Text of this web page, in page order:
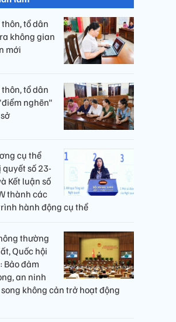
tổ dân
không gian
mới
tổ dân
nghẽn"
cụ thể
quyết số 23-
Kết luận số
thành các
hành động cụ thể
thường
Quốc hội
Bảo đảm
an ninh
không cản trở hoạt động